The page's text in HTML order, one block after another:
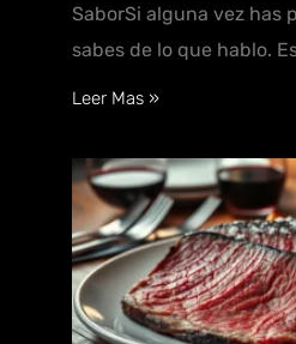
SaborSi alguna vez has
sabes de lo que hablo.
Leer Mas »